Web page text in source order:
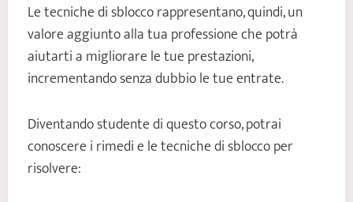
Le tecniche di sblocco rappresentano, quindi, un
valore aggiunto alla tua professione che potrà
aiutarti a migliorare le tue prestazioni,
incrementando senza dubbio le tue entrate.
Diventando studente di questo corso, potrai
conoscere i rimedi e le tecniche di sblocco per
risolvere: